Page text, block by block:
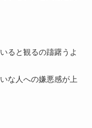
ると観るの躊躇うよ
な人への嫌悪感が上